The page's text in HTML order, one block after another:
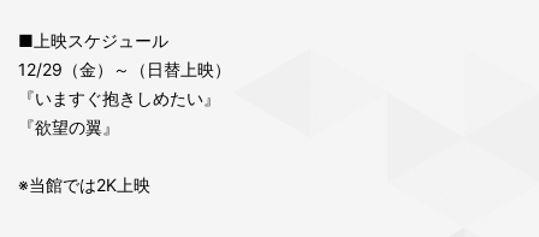
■上映スケジュール
12/29（金）～（日替上映）
『いますぐ抱きしめたい』
『欲望の翼』
※当館では2K上映